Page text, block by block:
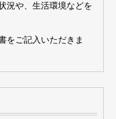
況や、生活環境などを
をご記入いただきま